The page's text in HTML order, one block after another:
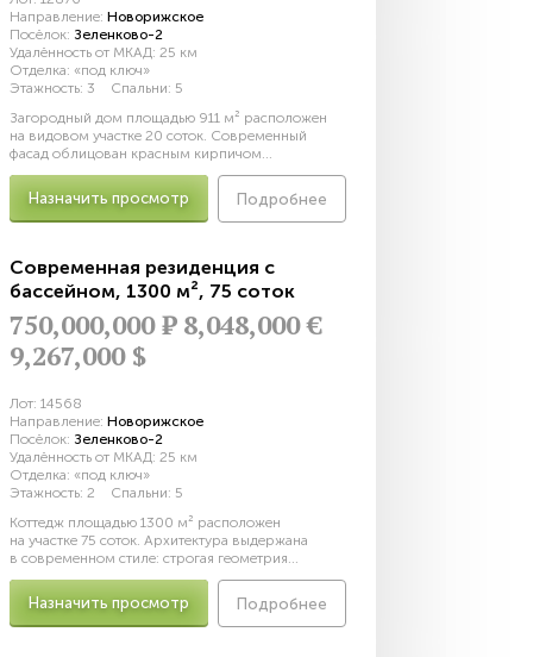
Направление: Новорижское
Посёлок: Зеленково-2
Удалённость от МКАД: 25 км
Отделка: «под ключ»
Этажность: 3 Спальни: 5
Загородный дом площадью 911 м² расположен
на видовом участке 20 соток. Современный
фасад облицован красным кирпичом...
Назначить просмотр Подробнее
Современная резиденция с
бассейном, 1300 м², 75 соток
750,000,000Р 8,048,000 €
9,267,000 $
Лот: 14568
Направление: Новорижское
Посёлок: Зеленково-2
Удалённость от МКАД: 25 км
Отделка: «под ключ»
Этажность: 2 Спальни: 5
Коттедж площадью 1300 м² расположен
на участке 75 соток. Архитектура выдержана
в современном стиле: строгая геометрия...
Назначить просмотр Подробнее